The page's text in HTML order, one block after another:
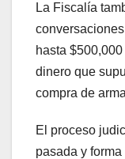
La Fiscalía
hasta
dinero que
compra de
El proceso
pasada y